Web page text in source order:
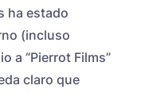
ha estado
(incluso
a “Pierrot Films”
claro que